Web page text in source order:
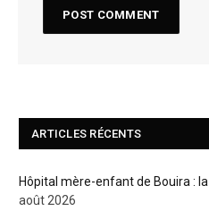
ARTICLES RÉCENTS
Hôpital mère-enfant de Bouira :
août 2026